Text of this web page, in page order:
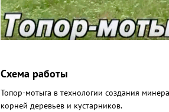
Схема работы
Топор-мотыга в технологии создания
корней деревьев и кустарников.